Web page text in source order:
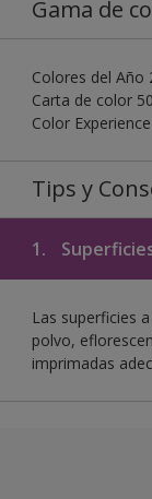
Gama de
Colores del Año
Carta de color
Color Experience
Tips y
1.
Las superficies
polvo,
imprimadas